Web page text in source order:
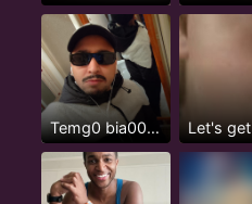
Temg0 bia000gra entrega a la ben0ta